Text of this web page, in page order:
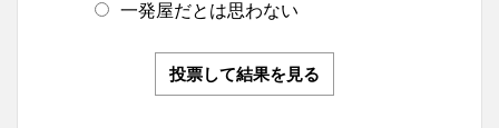
一発屋だとは思わない
投票して結果を見る